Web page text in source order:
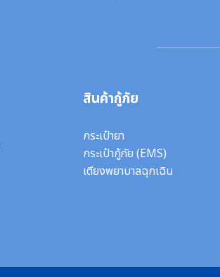
สินค้ากู้ภัย
กระเป๋ายา
กระเป๋ากู้ภัย (EMS)
เตียงพยาบาลฉุกเฉิน